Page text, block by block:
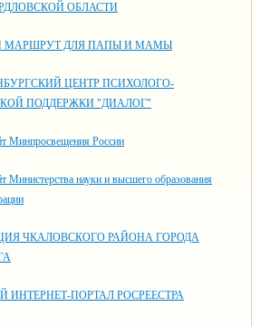
ОБЛАСТИ
МАРШРУТ ДЛЯ ПАПЫ И МАМЫ
ЦЕНТР ПСИХОЛОГО-
ПОДДЕРЖКИ "ДИАЛОГ"
Минпросвещения России
Министерства науки и высшего образования
ЧКАЛОВСКОГО РАЙОНА ГОРОДА
ПОРТАЛ РОСРЕЕСТРА